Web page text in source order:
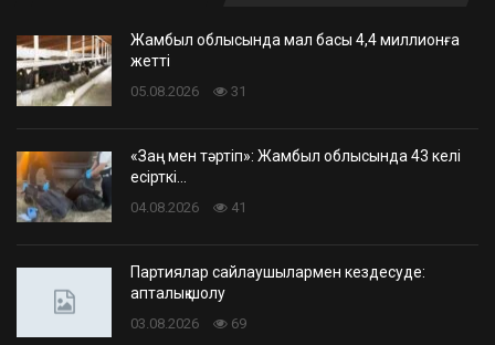
Жамбыл облысында мал басы 4,4 миллионға
жетті
05.08.2026 31
«Заң мен тәртіп»: Жамбыл облысында 43 келі
есірткі…
04.08.2026 41
Партиялар сайлаушылармен кездесуде:
апталық шолу
03.08.2026 69